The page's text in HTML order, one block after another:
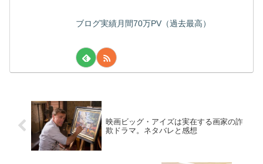
ブログ実績月間70万PV（過去最高）
映画ビッグ・アイズは実在する画家の詐
欺ドラマ。ネタバレと感想